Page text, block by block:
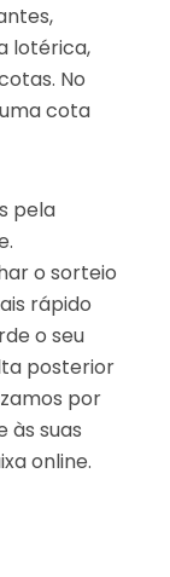
lotérica,
No
cota
pela
o sorteio
rápido
o seu
posterior
por
às suas
online.